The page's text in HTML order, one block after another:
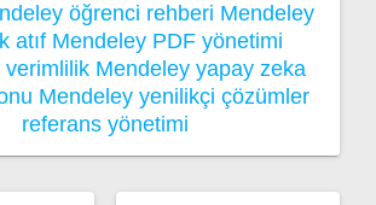
öğrenci rehberi Mendeley
atıf Mendeley PDF yönetimi
verimlilik Mendeley yapay zeka
Mendeley yenilikçi çözümler
referans yönetimi